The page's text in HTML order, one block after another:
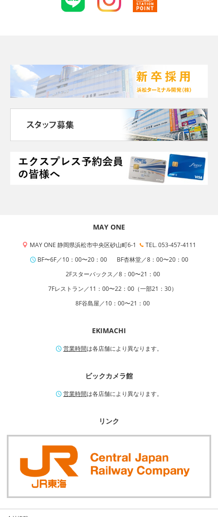
MAY ONE
MAY ONE 静岡県浜松市中央区砂山町6-1
TEL. 053-457-4111
BF〜6F／10：00〜20：00
BF杏林堂／8：00〜20：00
2Fスターバックス／8：00〜21：00
7Fレストラン／11：00〜22：00（一部21：30）
8F谷島屋／10：00〜21：00
EKIMACHI
営業時間は各店舗により異なります。
ビックカメラ館
営業時間は各店舗により異なります。
リンク